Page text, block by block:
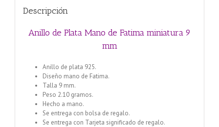
Descripción
Anillo de Plata Mano de Fatima miniatura 9
mm
Anillo de plata 925.
Diseño mano de Fatima.
Talla 9 mm.
Peso 2.10 gramos.
Hecho a mano.
Se entrega con bolsa de regalo.
Se entrega con Tarjeta significado de regalo.